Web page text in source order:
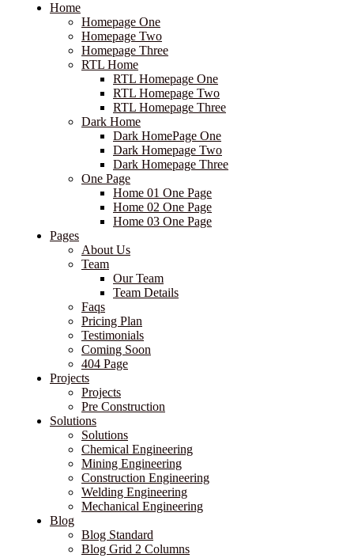
Home
Homepage One
Homepage Two
Homepage Three
RTL Home
RTL Homepage One
RTL Homepage Two
RTL Homepage Three
Dark Home
Dark HomePage One
Dark Homepage Two
Dark Homepage Three
One Page
Home 01 One Page
Home 02 One Page
Home 03 One Page
Pages
About Us
Team
Our Team
Team Details
Faqs
Pricing Plan
Testimonials
Coming Soon
404 Page
Projects
Projects
Pre Construction
Solutions
Solutions
Chemical Engineering
Mining Engineering
Construction Engineering
Welding Engineering
Mechanical Engineering
Blog
Blog Standard
Blog Grid 2 Columns